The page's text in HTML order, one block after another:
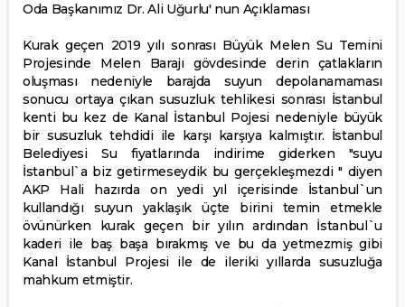
Oda Başkanımız Dr. Ali Uğurlu' nun Açıklaması
Kurak geçen 2019 yılı sonrası Büyük Melen Su Temini
Projesinde Melen Barajı gövdesinde derin çatlakların
oluşması nedeniyle barajda suyun depolanamaması
sonucu ortaya çıkan susuzluk tehlikesi sonrası İstanbul
kenti bu kez de Kanal İstanbul Pojesi nedeniyle büyük
bir susuzluk tehdidi ile karşı karşıya kalmıştır. İstanbul
Belediyesi Su fiyatlarında indirime giderken "suyu
İstanbul`a biz getirmeseydik bu gerçekleşmezdi " diyen
AKP Hali hazırda on yedi yıl içerisinde İstanbul`un
kullandığı suyun yaklaşık üçte birini temin etmekle
övünürken kurak geçen bir yılın ardından İstanbul`u
kaderi ile baş başa bırakmış ve bu da yetmezmiş gibi
Kanal İstanbul Projesi ile de ileriki yıllarda susuzluğa
mahkum etmiştir.